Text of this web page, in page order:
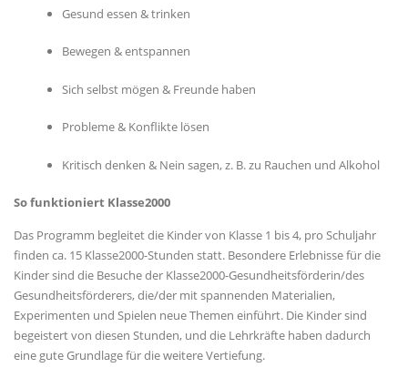
Gesund essen & trinken
Bewegen & entspannen
Sich selbst mögen & Freunde haben
Probleme & Konflikte lösen
Kritisch denken & Nein sagen, z. B. zu Rauchen und Alkohol
So funktioniert Klasse2000
Das Programm begleitet die Kinder von Klasse 1 bis 4, pro Schuljahr
finden ca. 15 Klasse2000-Stunden statt. Besondere Erlebnisse für die
Kinder sind die Besuche der Klasse2000-Gesundheitsförderin/des
Gesundheitsförderers, die/der mit spannenden Materialien,
Experimenten und Spielen neue Themen einführt. Die Kinder sind
begeistert von diesen Stunden, und die Lehrkräfte haben dadurch
eine gute Grundlage für die weitere Vertiefung.